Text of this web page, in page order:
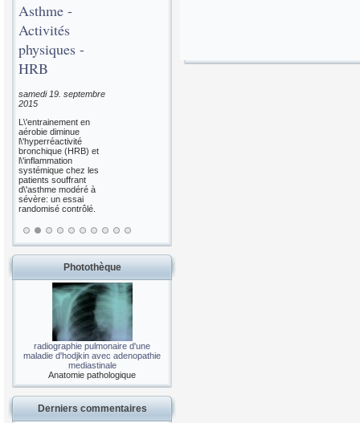
Asthme -
Activités
physiques -
HRB
samedi 19. septembre
2015
L\'entrainement en
aérobie diminue
l\'hyperréactivité
bronchique (HRB) et
l\'inflammation
systémique chez les
patients souffrant
d\'asthme modéré à
sévère: un essai
randomisé contrôlé.
Photothèque
radiographie pulmonaire d'une
maladie d'hodjkin avec adenopathie
mediastinale
Anatomie pathologique
Derniers commentaires